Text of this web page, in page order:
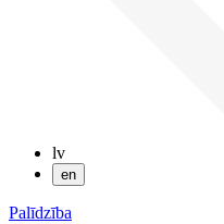
lv
en
Palīdzība